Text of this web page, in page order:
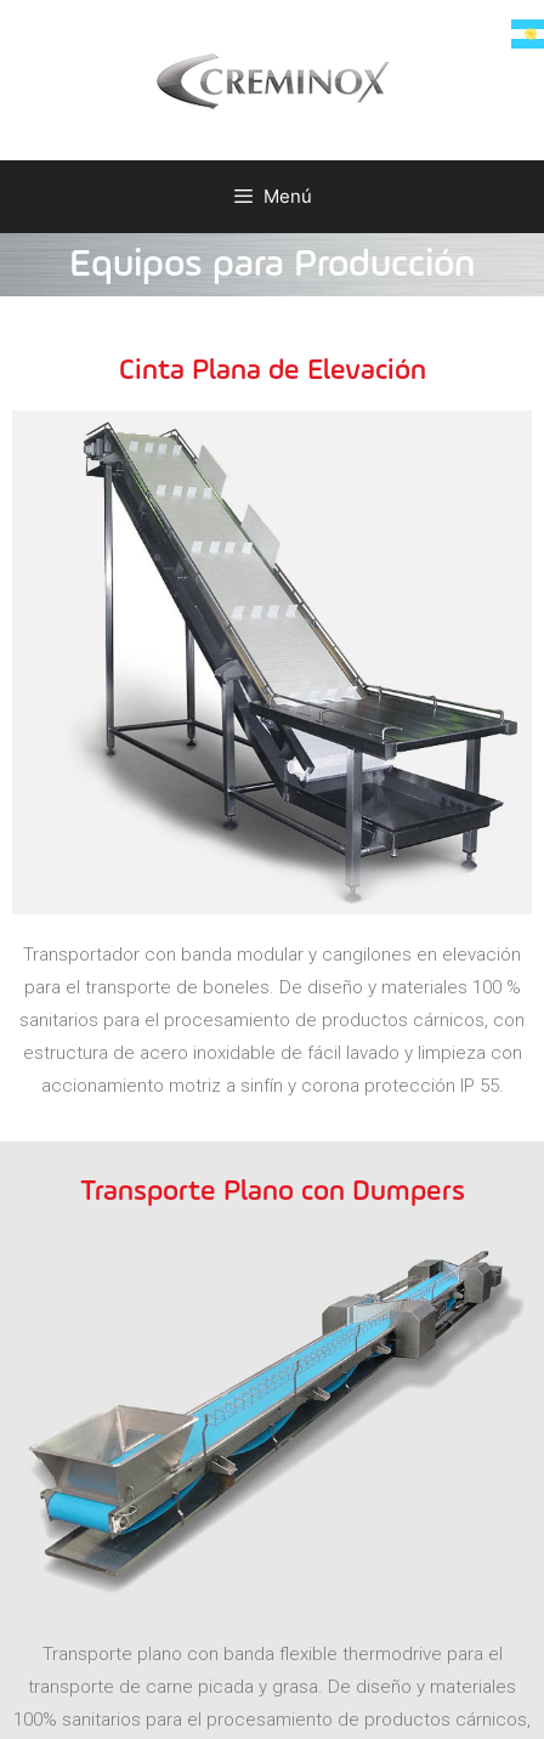
Menú
Equipos para Producción
Cinta Plana de Elevación
Transportador con banda modular y cangilones en elevación
para el transporte de boneles. De diseño y materiales 100 %
sanitarios para el procesamiento de productos cárnicos, con
estructura de acero inoxidable de fácil lavado y limpieza con
accionamiento motriz a sinfín y corona protección IP 55.
Transporte Plano con Dumpers
Transporte plano con banda flexible thermodrive para el
transporte de carne picada y grasa. De diseño y materiales
100% sanitarios para el procesamiento de productos cárnicos,